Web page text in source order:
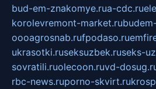
bud-em-znakomye.rua-cdc.ru
korolevremont-market.ru
oooagrosnab.rufpodaso.ru
ukrasotki.ruseksuzbek.ruseks-
sovratili.ruolecoon.ruvd-
rbc-news.ruporno-skvirt.ru